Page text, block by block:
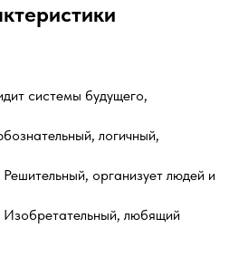
системы будущего,
логичный,
организует людей и
любящий